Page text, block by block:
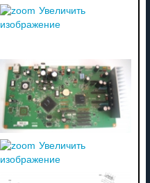
Увеличить
изображение
Увеличить
изображение